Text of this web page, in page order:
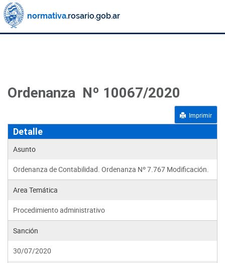
Ordenanza Nº 10067/2020
Imprimir
Detalle
Asunto
Ordenanza de Contabilidad. Ordenanza Nº 7.767 Modificación.
Area Temática
Procedimiento administrativo
Sanción
30/07/2020